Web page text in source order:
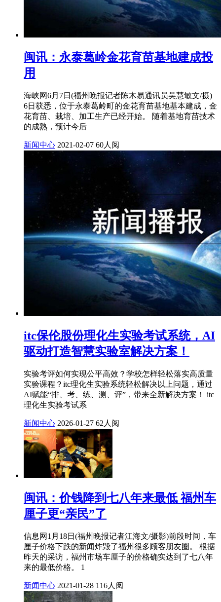
闽讯：永泰葛岭金花育苗基地建成投
用
海峡网6月7日(福州晚报记者陈木易通讯员吴慧敏文/摄)
6日获悉，位于永泰葛岭町的金花育苗基地基本建成，金
花育苗、栽培、加工生产已经开始。 随着基地育苗技术
的成熟，预计今后
新闻中心 2021-02-07 60人阅
itc保伦股份理化生实验考试系统，AI
驱动打造智慧实验室解决方案！
实验考评如何实现公平高效？学校怎样轻松落实高质量
实验课程？itc理化生实验系统轻松解决以上问题，通过
AI赋能“排、考、练、测、评”，带来全新解决方案！ itc
理化生实验考试系
新闻中心 2026-01-27 62人阅
闽讯：价钱降到七八年来最低 福州车
厘子更“亲民”了
信息网1月18日(福州晚报记者江海文/摄影)前段时间，车
厘子价格下跌的新闻炸毁了福州很多顾客朋友圈。 根据
昨天的采访，福州市场车厘子的价格确实达到了七八年
来的最低价格。 1
新闻中心 2021-01-28 116人阅